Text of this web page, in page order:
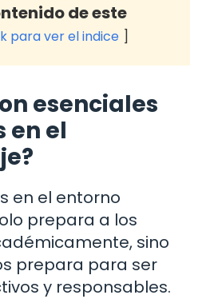
de este
para ver el indice
esenciales
en el
en el entorno
prepara a los
sino
prepara para ser
y responsables.